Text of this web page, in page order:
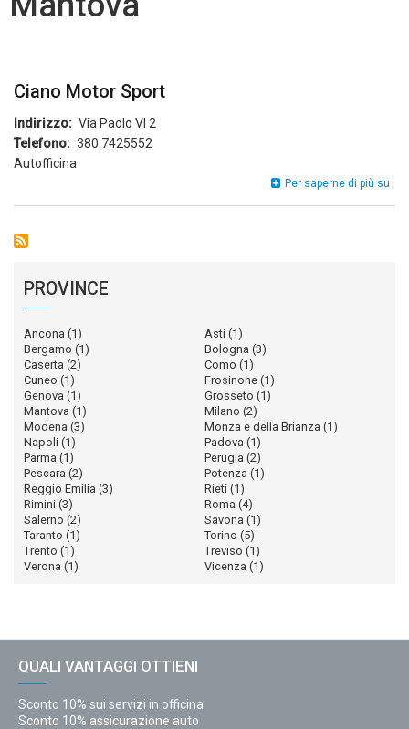
Ciano Motor Sport
Indirizzo
Via Paolo VI 2
Telefono
380 7425552
Autofficina
Per saperne di più su
PROVINCE
Ancona (1) Asti (1)
Bergamo (1) Bologna (3)
Caserta (2) Como (1)
Cuneo (1) Frosinone (1)
Genova (1) Grosseto (1)
Mantova (1) Milano (2)
Modena (3) Monza e della Brianza (1)
Napoli (1) Padova (1)
Parma (1) Perugia (2)
Pescara (2) Potenza (1)
Reggio Emilia (3) Rieti (1)
Rimini (3) Roma (4)
Salerno (2) Savona (1)
Taranto (1) Torino (5)
Trento (1) Treviso (1)
Verona (1) Vicenza (1)
QUALI VANTAGGI OTTIENI
Sconto 10% sui servizi in officina
Sconto 10% assicurazione auto